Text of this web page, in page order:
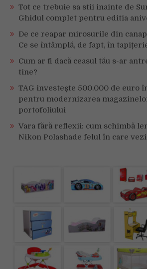
Tot ce trebuie sa stii inainte de
Ghidul complet pentru editia
De ce reapar mirosurile din
Ce se întâmplă, de fapt, în
Cum ar fi dacă ceasul tău s-ar
tine?
TAG investește 500.000 de euro
pentru modernizarea
portofoliului
Vara fără reflexii: cum schimbă
Nikon Polashade felul în care vezi